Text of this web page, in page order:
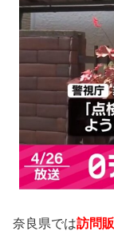
奈良県では訪問